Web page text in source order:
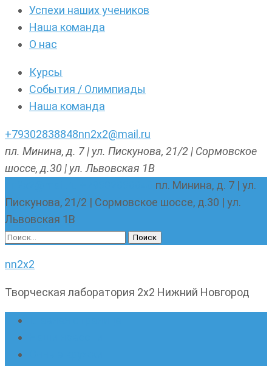
Успехи наших учеников
Наша команда
О нас
Курсы
События / Олимпиады
Наша команда
+79302838848nn2x2@mail.ru
пл. Минина, д. 7 | ул. Пискунова, 21/2 | Сормовское
шоссе, д.30 | ул. Львовская 1В
пл. Минина, д. 7 | ул.
Пискунова, 21/2 | Сормовское шоссе, д.30 | ул.
Львовская 1В
Найти:
nn2x2
Творческая лаборатория 2х2 Нижний Новгород